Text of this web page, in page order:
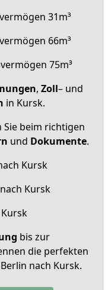
31m³
66m³
75m³
, Zoll– und
in Kursk.
beim richtigen
und Dokumente.
Kursk
Kursk
bis zur
die perfekten
nach Kursk.